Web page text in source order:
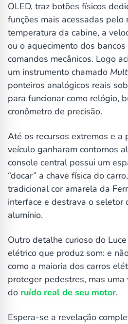
OLED, traz botões físicos
funções mais acessadas pelo
temperatura da cabine, a
ou o aquecimento dos
comandos mecânicos. Logo
um instrumento chamado
ponteiros analógicos reais
para funcionar como relógio,
cronômetro de precisão.
Até os recursos extremos e a
veículo ganharam contornos
console central possui um
“docar” a chave física do
tradicional cor amarela da
interface e destrava o seletor
alumínio.
Outro detalhe curioso do
elétrico que produz som: e
como a maioria dos carros
proteger pedestres, mas
do ruído real de seu motor.
Espera-se a revelação